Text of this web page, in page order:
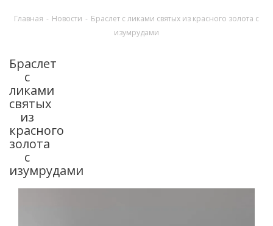
Главная - Новости - Браслет с ликами святых из красного золота с
изумрудами
Браслет
с
ликами
святых
из
красного
золота
с
изумрудами